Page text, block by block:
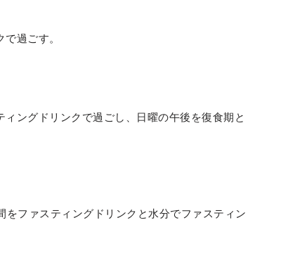
過ごす。
ングドリンクで過ごし、日曜の午後を復食期と
ファスティングドリンクと水分でファスティン